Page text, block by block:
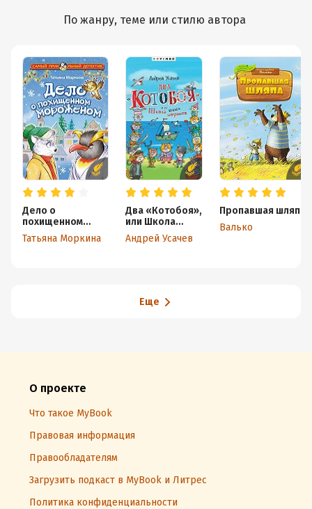
По жанру, теме или стилю автора
Дело о
похищенном
мороженом
Татьяна Моркина
Два «Котобоя»,
или Школа
юных моряков
Андрей Усачев
Пропавшая шляпа
Валько
Еще
О проекте
Что такое MyBook
Правовая информация
Правообладателям
Загрузить подкаст в MyBook и Литрес
Политика конфиденциальности